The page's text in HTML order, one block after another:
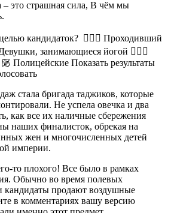
– это страшная сила, В чём мы
кандидаток? 🤵🏻‍♂ Проходивший
занимающиеся йогой 👷🏼‍♂
Полицейские Показать результаты
стала бригада таджиков, которые
Не успела овечка и два
как все их наличные сбережения
наших финалисток, обрекая на
жен и многочисленных детей
империи.
то плохого! Все было в рамках
Обычно во время полевых
продают воздушные
в комментариях вашу версию